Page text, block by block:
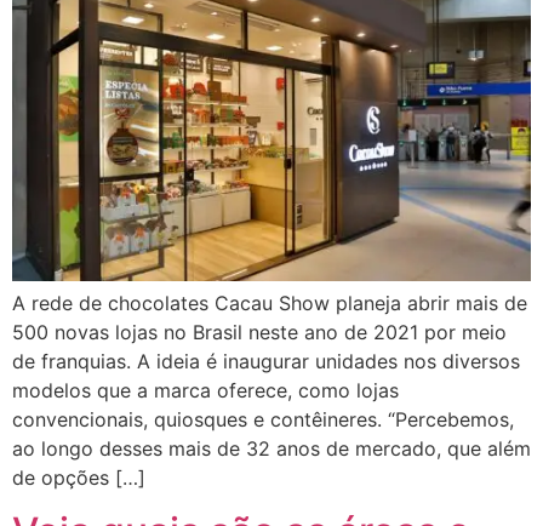
A rede de chocolates Cacau Show planeja abrir mais de
500 novas lojas no Brasil neste ano de 2021 por meio
de franquias. A ideia é inaugurar unidades nos diversos
modelos que a marca oferece, como lojas
convencionais, quiosques e contêineres. “Percebemos,
ao longo desses mais de 32 anos de mercado, que além
de opções […]